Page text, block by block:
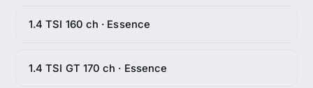
1.4 TSI 160 ch · Essence
1.4 TSI GT 170 ch · Essence